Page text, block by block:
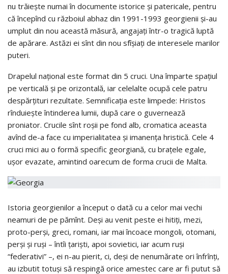
nu trăieşte numai în documente istorice şi patericale, pentru
că începînd cu războiul abhaz din 1991-1993 georgienii şi-au
umplut din nou această măsură, angajaţi într-o tragică luptă
de apărare. Astăzi ei sînt din nou sfîşiaţi de interesele marilor
puteri.
Drapelul naţional este format din 5 cruci. Una împarte spaţiul
pe verticală şi pe orizontală, iar celelalte ocupă cele patru
despărţituri rezultate. Semnificaţia este limpede: Hristos
rînduieşte întinderea lumii, după care o guvernează
proniator. Crucile sînt roşii pe fond alb, cromatica aceasta
avînd de-a face cu imperialitatea şi imanenţa hristică. Cele 4
cruci mici au o formă specific georgiană, cu braţele egale,
uşor evazate, amintind oarecum de forma crucii de Malta.
Istoria georgienilor a început o dată cu a celor mai vechi
neamuri de pe pămînt. Deşi au venit peste ei hitiţi, mezi,
proto-perşi, greci, romani, iar mai încoace mongoli, otomani,
perşi şi ruşi – întîi ţarişti, apoi sovietici, iar acum ruşi
“federativi” –, ei n-au pierit, ci, deşi de nenumărate ori înfrînţi,
au izbutit totuşi să respingă orice amestec care ar fi putut să